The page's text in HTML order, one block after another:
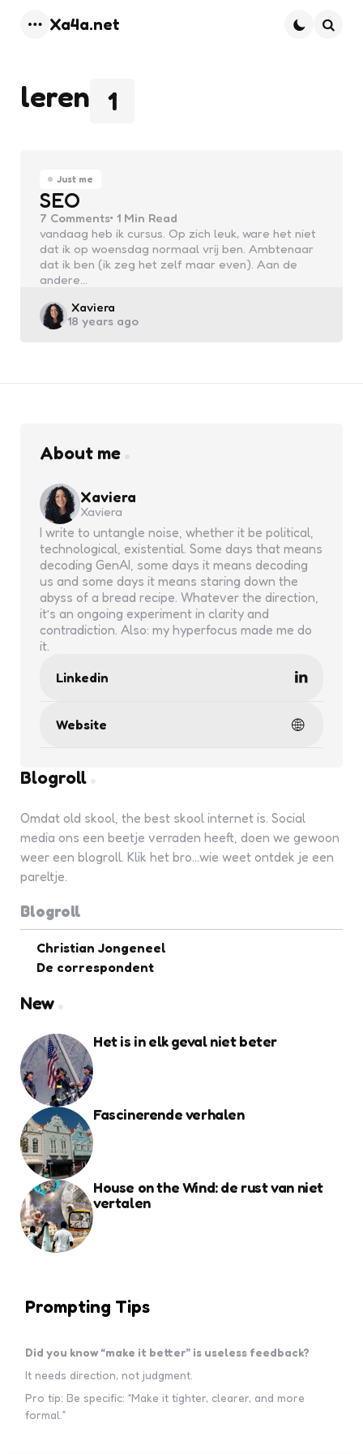
Xa4a.net
1
leren
Just me
SEO
7 Comments 1 Min Read
vandaag heb ik cursus. Op zich leuk, ware het niet
dat ik op woensdag normaal vrij ben. Ambtenaar
dat ik ben (ik zeg het zelf maar even). Aan de
andere…
Posted
by
Xaviera
18 years ago
About me
Xaviera
Xaviera
I write to untangle noise, whether it be political,
technological, existential. Some days that means
decoding GenAI, some days it means decoding
us and some days it means staring down the
abyss of a bread recipe. Whatever the direction,
it’s an ongoing experiment in clarity and
contradiction. Also: my hyperfocus made me do
it.
Linkedin
Website
Blogroll
Omdat old skool, the best skool internet is. Social
media ons een beetje verraden heeft, doen we gewoon
weer een blogroll. Klik het bro...wie weet ontdek je een
pareltje.
Blogroll
Christian Jongeneel
De correspondent
New
Het is in elk geval niet beter
Fascinerende verhalen
House on the Wind: de rust van niet
vertalen
Prompting Tips
Did you know “make it better” is useless feedback?
It needs direction, not judgment.
Pro tip: Be specific: “Make it tighter, clearer, and more
formal.”